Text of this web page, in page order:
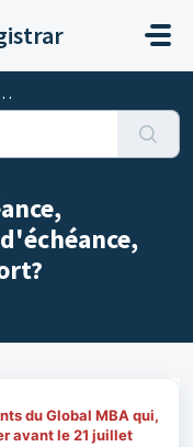
du Global MBA qui,
avant le 21 juillet